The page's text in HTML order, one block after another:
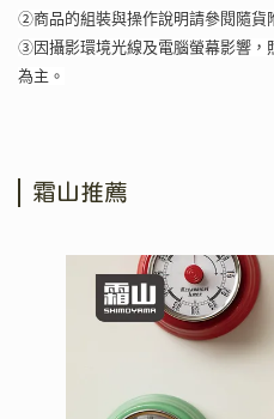
②商品的組裝與操作說明請參閱隨貨
③因攝影環境光線及電腦螢幕影響，
為主。
霜山推薦